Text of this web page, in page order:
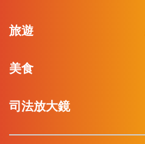
旅遊
美食
司法放大鏡